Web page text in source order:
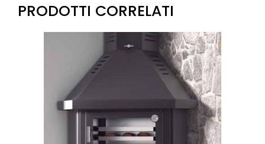
PRODOTTI CORRELATI